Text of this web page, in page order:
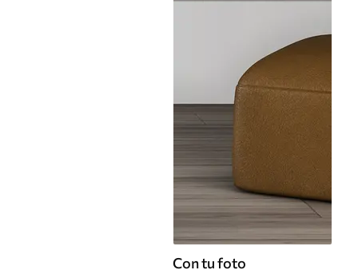
Con tu foto